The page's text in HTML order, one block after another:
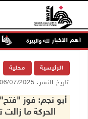
أهم الاخبار
الرئيسية محلية
تاريخ النشر: 06/07/2025 03:43 م
أبو نجم: فوز "فتح"
الحركة ما زالت